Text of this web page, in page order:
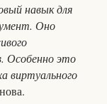
навык для
Оно
Особенно это
виртуального